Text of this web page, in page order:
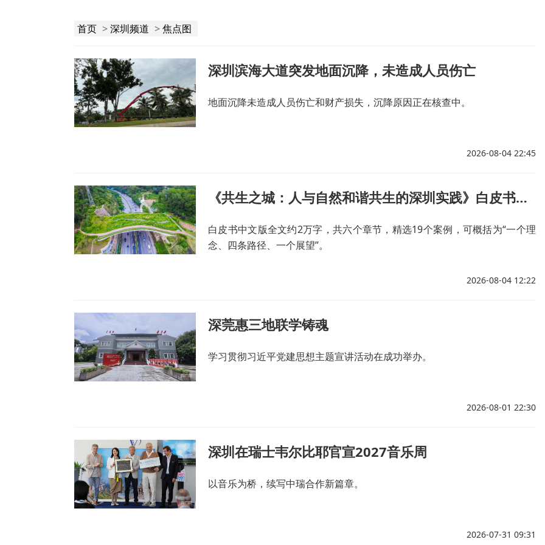
首页 >深圳频道 >焦点图
深圳滨海大道突发地面沉降，未造成人员伤亡
地面沉降未造成人员伤亡和财产损失，沉降原因正在核查中。
2026-08-04 22:45
《共生之城：人与自然和谐共生的深圳实践》白皮书发布，深圳开启山海连城2.0计划
白皮书中文版全文约2万字，共六个章节，精选19个案例，可概括为“一个理
念、四条路径、一个展望”。
2026-08-04 12:22
深莞惠三地联学铸魂
学习贯彻习近平党建思想主题宣讲活动在成功举办。
2026-08-01 22:30
深圳在瑞士韦尔比耶官宣2027音乐周
以音乐为桥，续写中瑞合作新篇章。
2026-07-31 09:31